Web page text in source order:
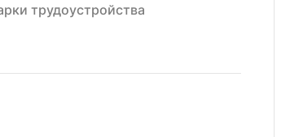
трудоустройства